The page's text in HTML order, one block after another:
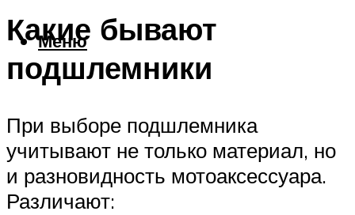
Меню
Какие бывают
подшлемники
При выборе подшлемника
учитывают не только материал, но
и разновидность мотоаксессуара.
Различают: